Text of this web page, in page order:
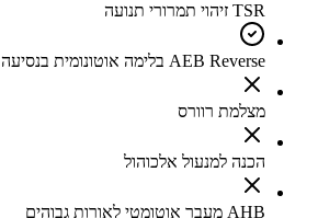
TSR זיהוי תמרורי תנועה
AEB Reverse בלימה אוטונומית בנסיעה לאחור
מצלמת רוורס
הכנה למנעול אלכוהול
AHB מעבר אוטומטי לאורות גבוהים